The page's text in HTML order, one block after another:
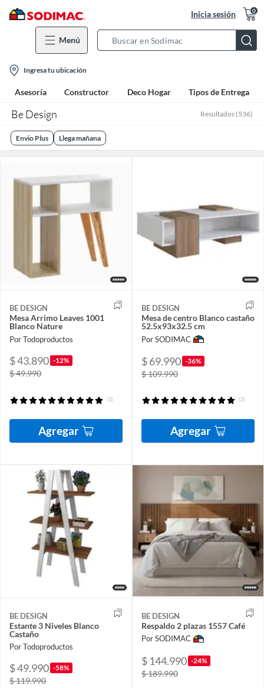
Inicia sesión 0
Menú
Bar
location-
icon
Ingresa tu ubicación
Asesoría Constructor Deco Hogar Tipos de Entrega
Be Design Resultados (536)
Envio Plus Llega mañana
BE DESIGN
Mesa Arrimo Leaves 1001
Blanco Nature
Por Todoproductos
$ 43.890 -12%
$ 49.990
(3)
Agregar
BE DESIGN
Mesa de centro Blanco castaño
52.5x93x32.5 cm
Por SODIMAC
$ 69.990 -36%
$ 109.990
(2)
Agregar
BE DESIGN
Estante 3 Niveles Blanco
Castaño
Por Todoproductos
$ 49.990 -58%
$ 119.990
BE DESIGN
Respaldo 2 plazas 1557 Café
Por SODIMAC
$ 144.990 -24%
$ 189.990